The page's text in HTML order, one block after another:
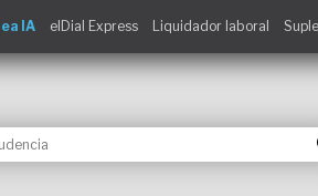
IA elDial Express Liquidador laboral